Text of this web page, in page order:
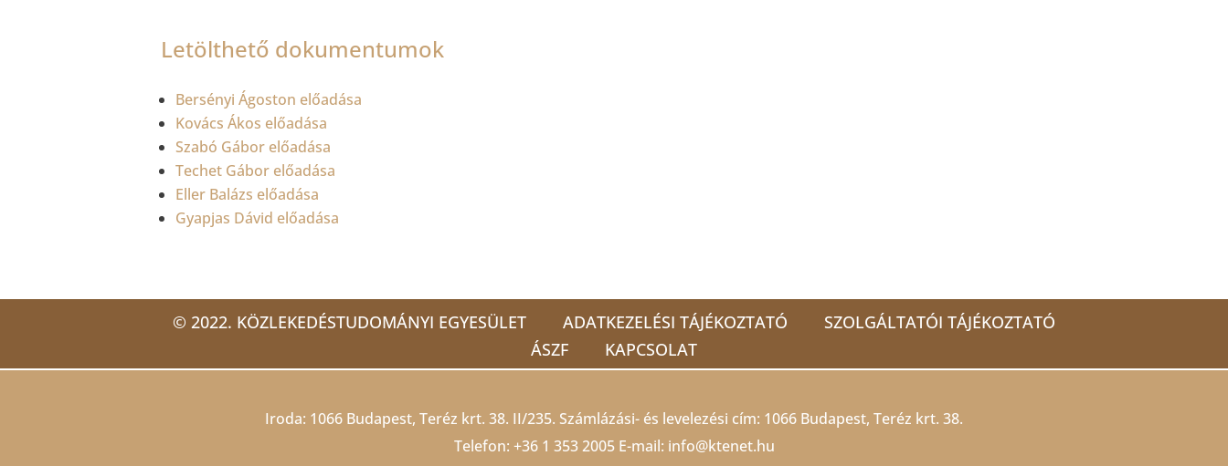
Letölthető dokumentumok
Bersényi Ágoston előadása
Kovács Ákos előadása
Szabó Gábor előadása
Techet Gábor előadása
Eller Balázs előadása
Gyapjas Dávid előadása
© 2022. KÖZLEKEDÉSTUDOMÁNYI EGYESÜLET ADATKEZELÉSI TÁJÉKOZTATÓ
SZOLGÁLTATÓI TÁJÉKOZTATÓ
ÁSZF
KAPCSOLAT
Iroda: 1066 Budapest, Teréz krt. 38. II/235. Számlázási- és levelezési cím: 1066 Budapest, Teréz krt. 38.
Telefon: +36 1 353 2005 E-mail: info@ktenet.hu